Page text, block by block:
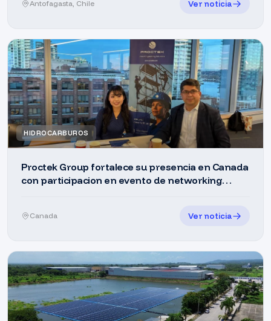
Antofagasta, Chile Ver noticia
HIDROCARBUROS
Proctek Group fortalece su presencia en Canada
con participacion en evento de networking
Canada Ver noticia